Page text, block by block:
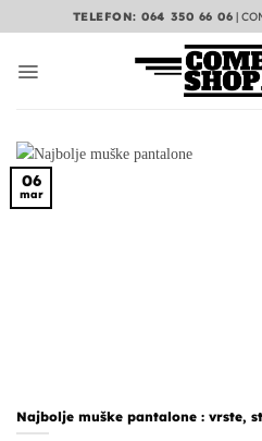
na
TELEFON: 064 350 66 06 |
Najbolje muške pantalone : vrste,
06
mar